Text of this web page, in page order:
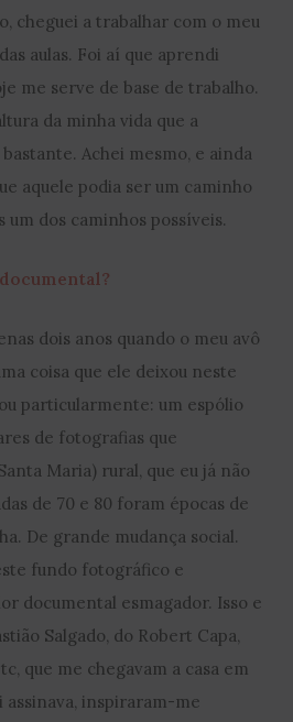
cheguei a trabalhar com o meu
aulas. Foi aí que aprendi
me serve de base de trabalho.
da minha vida que a
Achei mesmo, e ainda
aquele podia ser um caminho
um dos caminhos possíveis.
dois anos quando o meu avô
coisa que ele deixou neste
particularmente: um espólio
de fotografias que
Maria) rural, que eu já não
de 70 e 80 foram épocas de
De grande mudança social.
fundo fotográfico e
documental esmagador. Isso e
Salgado, do Robert Capa,
que me chegavam a casa em
assinava, inspiraram-me